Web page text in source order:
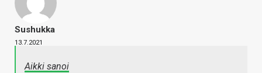
Sushukka
13.7.2021
Aikki sanoi